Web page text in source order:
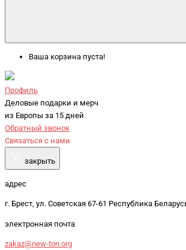
Ваша корзина пуста!
Профиль
Деловые подарки и мерч
из Европы за 15 дней
Обратный звонок
Связаться с нами
закрыть
адрес
г. Брест, ул. Советская 67-61 Республика
электронная почта
zakaz@new-ton.org